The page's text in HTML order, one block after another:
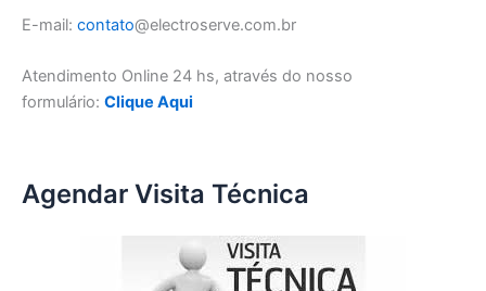
E-mail: contato@electroserve.com.br
Atendimento Online 24 hs, através do nosso
formulário: Clique Aqui
Agendar Visita Técnica